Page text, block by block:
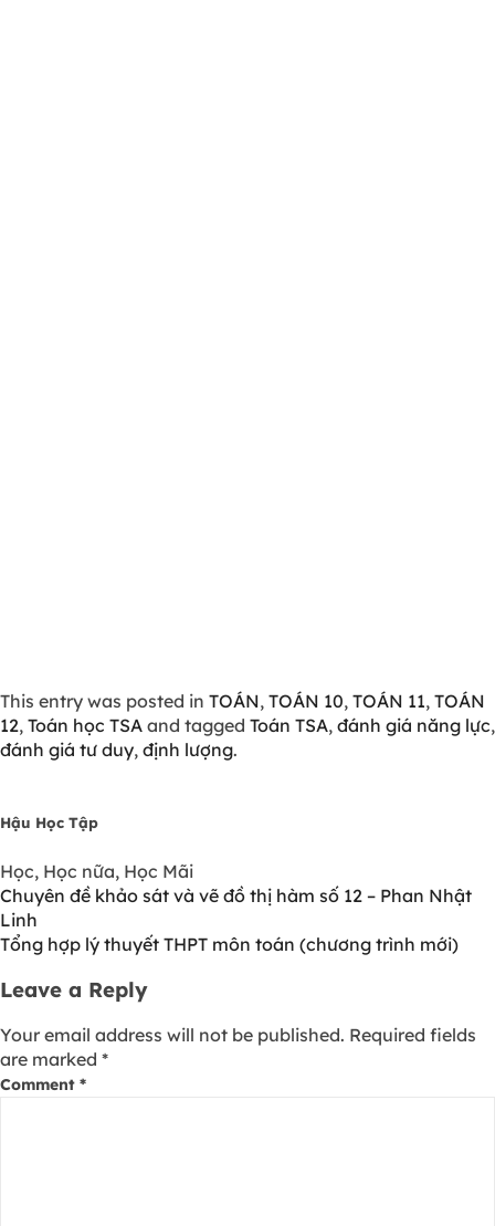
This entry was posted in TOÁN, TOÁN 10, TOÁN 11, TOÁN
12, Toán học TSA and tagged Toán TSA, đánh giá năng lực,
đánh giá tư duy, định lượng.
Hậu Học Tập
Học, Học nữa, Học Mãi
Chuyên đề khảo sát và vẽ đồ thị hàm số 12 – Phan Nhật
Linh
Tổng hợp lý thuyết THPT môn toán (chương trình mới)
Leave a Reply
Your email address will not be published. Required fields
are marked *
Comment *